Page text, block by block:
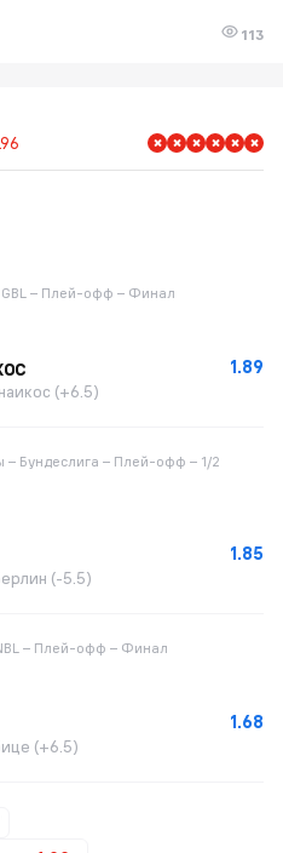
113
GBL – Плей-офф – Финал
1.89
(+6.5)
– Бундеслига – Плей-офф – 1/2
1.85
(-5.5)
– Плей-офф – Финал
1.68
(+6.5)